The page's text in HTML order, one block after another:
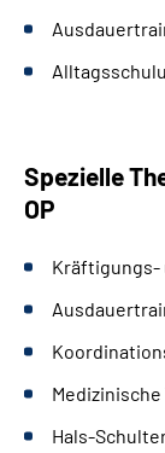
Spezielle
OP
Kräftigungs-
Hals-